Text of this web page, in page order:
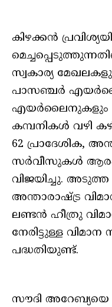
കിഴക്കന്‍
സ്വകാര്യ
പാസഞ്ചര്‍
എയര്‍ലൈനുകളും
കമ്പനികള്‍ വഴി
62 പ്രാദേശിക,
സര്‍വീസുകള്‍
വിജയിച്ചു.
അന്താരാഷ്ട്ര
ലണ്ടന്‍ ഹീത്രു
നേരിട്ടുള്ള
പദ്ധതിയുണ്ട്.
സൗദി അറേബ്യയെ